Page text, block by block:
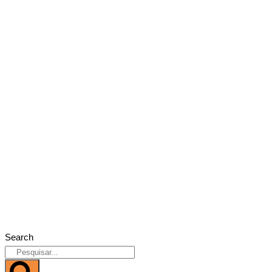
Search